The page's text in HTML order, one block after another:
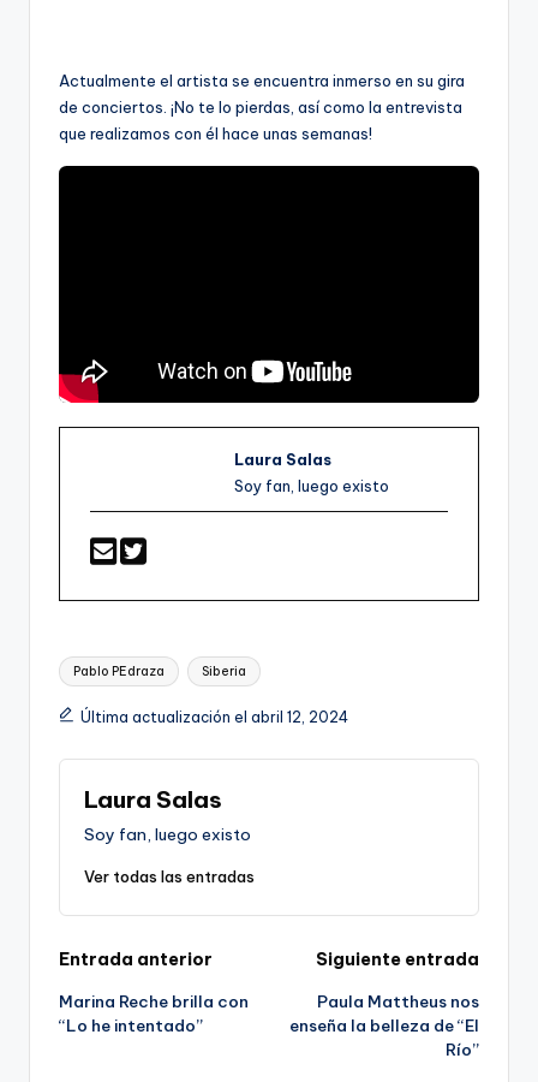
Actualmente el artista se encuentra inmerso en su gira
de conciertos. ¡No te lo pierdas, así como la entrevista
que realizamos con él hace unas semanas!
Laura Salas
Soy fan, luego existo
Etiquetas:
Pablo PEdraza Siberia
Última actualización el abril 12, 2024
Laura Salas
Soy fan, luego existo
Ver todas las entradas
Navegación
de
Entrada anterior
Marina Reche brilla con
“Lo he intentado”
Siguiente entrada
Paula Mattheus nos
enseña la belleza de “El
Río”